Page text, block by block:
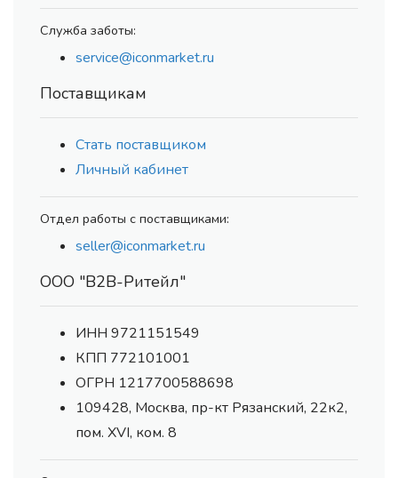
Служба заботы:
service@iconmarket.ru
Поставщикам
Стать поставщиком
Личный кабинет
Отдел работы с поставщиками:
seller@iconmarket.ru
ООО "В2В-Ритейл"
ИНН 9721151549
КПП 772101001
ОГРН 1217700588698
109428, Москва, пр-кт Рязанский, 22к2,
пом. XVI, ком. 8